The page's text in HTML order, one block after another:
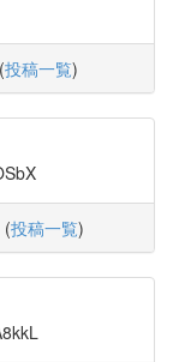
(投稿一覧)
(投稿一覧)